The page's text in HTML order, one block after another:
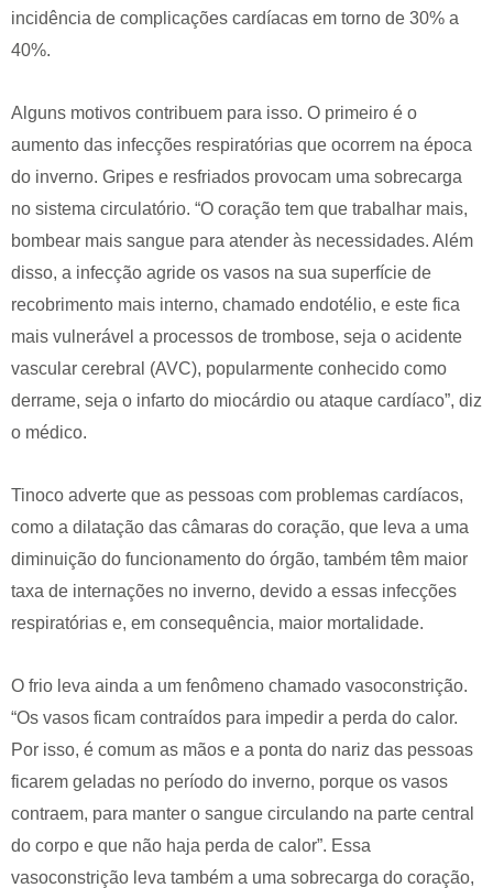
incidência de complicações cardíacas em torno de 30% a
40%.
Alguns motivos contribuem para isso. O primeiro é o
aumento das infecções respiratórias que ocorrem na época
do inverno. Gripes e resfriados provocam uma sobrecarga
no sistema circulatório. “O coração tem que trabalhar mais,
bombear mais sangue para atender às necessidades. Além
disso, a infecção agride os vasos na sua superfície de
recobrimento mais interno, chamado endotélio, e este fica
mais vulnerável a processos de trombose, seja o acidente
vascular cerebral (AVC), popularmente conhecido como
derrame, seja o infarto do miocárdio ou ataque cardíaco”, diz
o médico.
Tinoco adverte que as pessoas com problemas cardíacos,
como a dilatação das câmaras do coração, que leva a uma
diminuição do funcionamento do órgão, também têm maior
taxa de internações no inverno, devido a essas infecções
respiratórias e, em consequência, maior mortalidade.
O frio leva ainda a um fenômeno chamado vasoconstrição.
“Os vasos ficam contraídos para impedir a perda do calor.
Por isso, é comum as mãos e a ponta do nariz das pessoas
ficarem geladas no período do inverno, porque os vasos
contraem, para manter o sangue circulando na parte central
do corpo e que não haja perda de calor”. Essa
vasoconstrição leva também a uma sobrecarga do coração,